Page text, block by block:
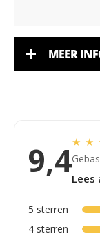
MEER
9,4★ ★
Lees
5 sterren
4 sterren